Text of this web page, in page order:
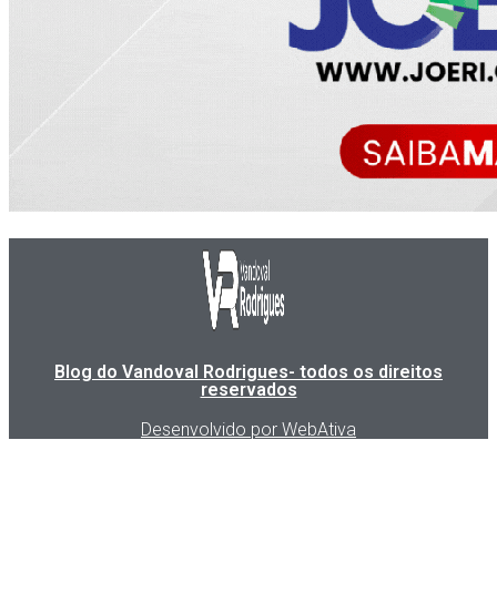
Blog do Vandoval Rodrigues- todos os direitos
reservados
Desenvolvido por WebAtiva